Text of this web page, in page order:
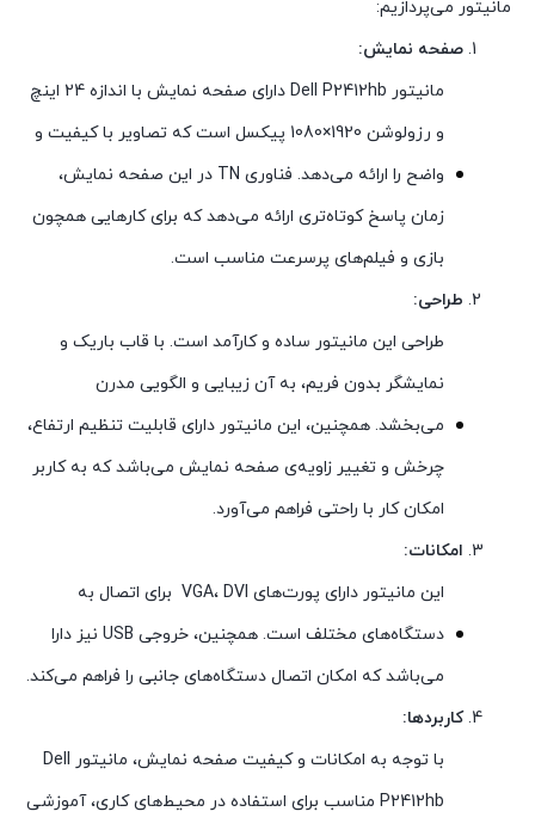
مانیتور می‌پردازیم:
صفحه نمایش:
مانیتور Dell P2412hb دارای صفحه نمایش با اندازه 24 اینچ
و رزولوشن 1920×1080 پیکسل است که تصاویر با کیفیت و
واضح را ارائه می‌دهد. فناوری TN در این صفحه نمایش،
زمان پاسخ کوتاه‌تری ارائه می‌دهد که برای کارهایی همچون
بازی و فیلم‌های پرسرعت مناسب است.
طراحی:
طراحی این مانیتور ساده و کارآمد است. با قاب باریک و
نمایشگر بدون فریم، به آن زیبایی و الگویی مدرن
می‌بخشد. همچنین، این مانیتور دارای قابلیت تنظیم ارتفاع،
چرخش و تغییر زاویه‌ی صفحه نمایش می‌باشد که به کاربر
امکان کار با راحتی فراهم می‌آورد.
امکانات:
این مانیتور دارای پورت‌های VGA، DVI برای اتصال به
دستگاه‌های مختلف است. همچنین، خروجی USB نیز دارا
می‌باشد که امکان اتصال دستگاه‌های جانبی را فراهم می‌کند.
کاربردها:
با توجه به امکانات و کیفیت صفحه نمایش، مانیتور Dell
P2412hb مناسب برای استفاده در محیط‌های کاری، آموزشی